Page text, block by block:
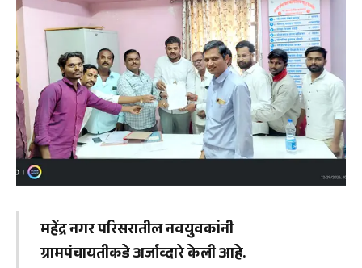
महेंद्र नगर परिसरातील नवयुवकांनी
ग्रामपंचायतीकडे अर्जाव्दारे केली आहे.